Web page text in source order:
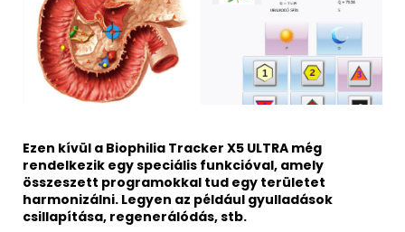
Ezen kívül a Biophilia Tracker X5 ULTRA még
rendelkezik egy speciális funkcióval, amely
összeszett programokkal tud egy területet
harmonizálni. Legyen az például gyulladások
csillapítása, regenerálódás, stb.